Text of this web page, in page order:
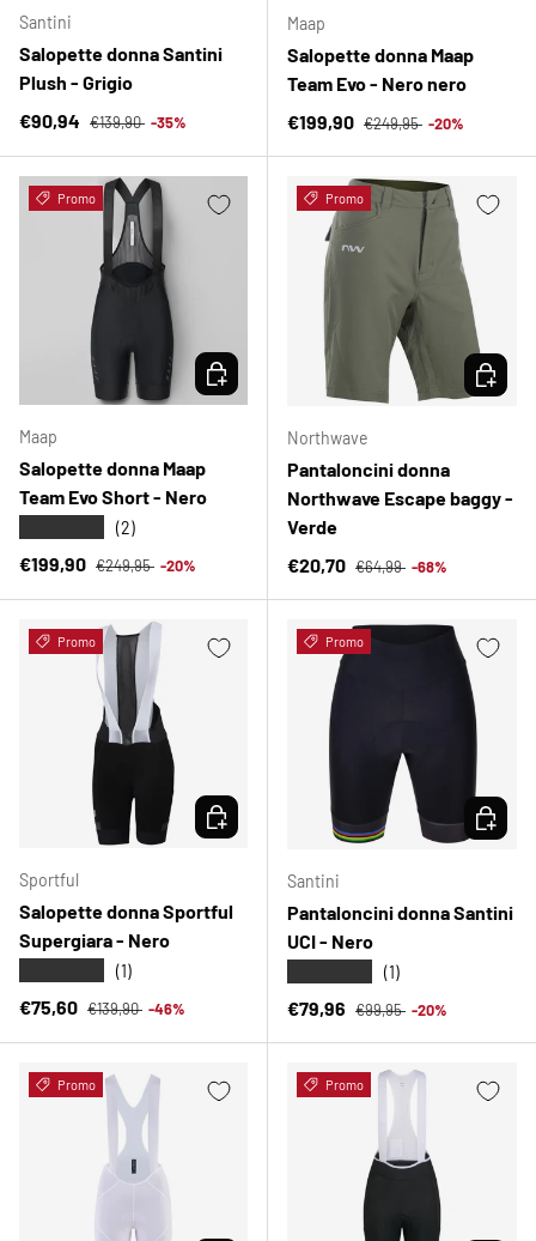
Santini
Salopette donna Santini
Plush - Grigio
Prezzo di vendita
€90,94 Prezzo normale
€139,90 -35%
Maap
Salopette donna Maap
Team Evo - Nero nero
Prezzo di vendita
€199,90 Prezzo normale
€249,95 -20%
Promo
Maap
Salopette donna Maap
Team Evo Short - Nero
(2)
Prezzo di vendita
€199,90 Prezzo normale
€249,95 -20%
SCEGLI OPZIONI
Promo
Northwave
Pantaloncini donna
Northwave Escape baggy -
Verde
Prezzo di vendita
€20,70 Prezzo normale
€64,99 -68%
SCEGLI
Promo
Sportful
Salopette donna Sportful
Supergiara - Nero
(1)
Prezzo di vendita
€75,60 Prezzo normale
€139,90 -46%
SCEGLI OPZIONI
Promo
Santini
Pantaloncini donna Santini
UCI - Nero
(1)
Prezzo di vendita
€79,96 Prezzo normale
€99,95 -20%
SCEGLI
Promo Promo